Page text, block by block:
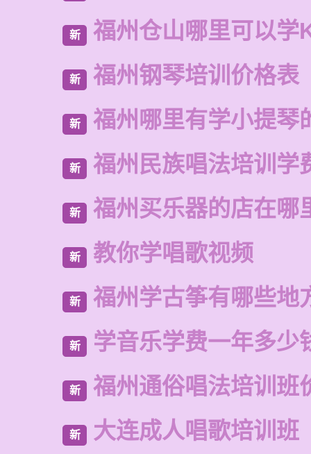
新 福州仓山哪里可以学
新 福州钢琴培训价格表
新 福州哪里有学小提琴
新 福州民族唱法培训学
新 福州买乐器的店在哪
新 教你学唱歌视频
新 福州学古筝有哪些地
新 学音乐学费一年多少
新 福州通俗唱法培训班
新 大连成人唱歌培训班